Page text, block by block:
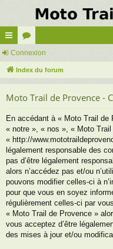
cc
ès
de
or
u
Connexion
Index du forum
Moto Trail de Provence -
En accédant à « Moto Trail de
« notre », « nos », « Moto Trail
« http://
légalement responsable des
pas d’être légalement
alors n’accédez pas et/ou
pouvons modifier celles-ci à
pour que vous en soyez
régulièrement celles-ci par
« Moto Trail de Provence »
vous acceptez d’être
des mises à jour et/ou